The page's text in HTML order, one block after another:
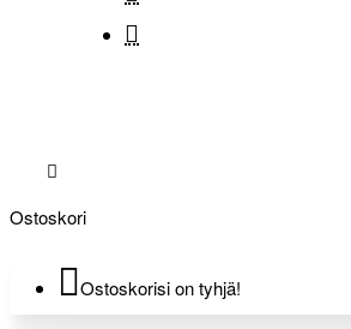
Ostoskori
Ostoskorisi on tyhjä!